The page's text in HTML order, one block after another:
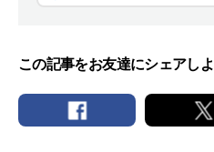
この記事をお友達にシェアしよ